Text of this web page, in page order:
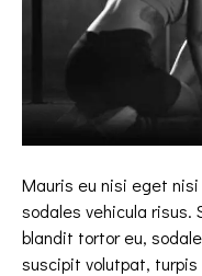
Mauris eu nisi eget
sodales vehicula risus.
blandit tortor eu,
suscipit volutpat,